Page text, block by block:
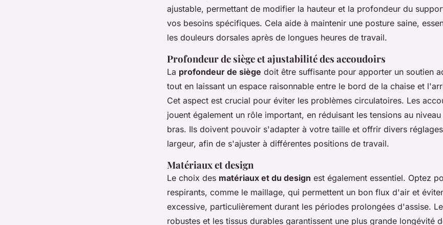
ajustable, permettant de modifier la hauteur et la profondeur du
vos besoins spécifiques. Cela aide à maintenir une posture saine,
les douleurs dorsales après de longues heures de travail.
Profondeur de siège et ajustabilité des accoudoirs
La profondeur de siège doit être suffisante pour apporter un soutien
tout en laissant un espace raisonnable entre le bord de la chaise et
Cet aspect est crucial pour éviter les problèmes circulatoires. Les
jouent également un rôle important, en réduisant les tensions au
bras. Ils doivent pouvoir s'adapter à votre taille et offrir divers
largeur, afin de s'ajuster à différentes positions de travail.
Matériaux et design
Le choix des matériaux et du design est également essentiel. Optez
respirants, comme le maillage, qui permettent un bon flux d'air et
excessive, particulièrement durant les périodes prolongées d'assise.
robustes et les tissus durables garantissent une plus grande longévité